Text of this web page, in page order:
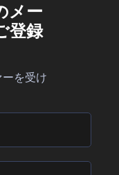
メー
登録
を受け